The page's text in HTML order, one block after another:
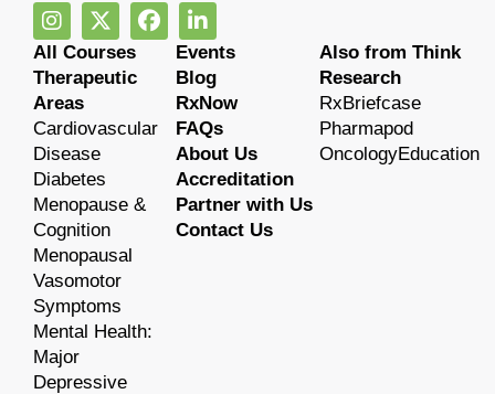
All Courses
Therapeutic
Areas
Cardiovascular
Disease
Diabetes
Menopause &
Cognition
Menopausal
Vasomotor
Symptoms
Mental Health:
Major
Depressive
Events
Blog
RxNow
FAQs
About Us
Accreditation
Partner with Us
Contact Us
Also from Think
Research
RxBriefcase
Pharmapod
OncologyEducation